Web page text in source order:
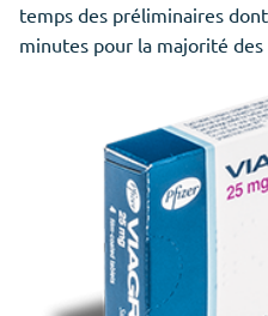
temps des préliminaires
minutes pour la majorité des